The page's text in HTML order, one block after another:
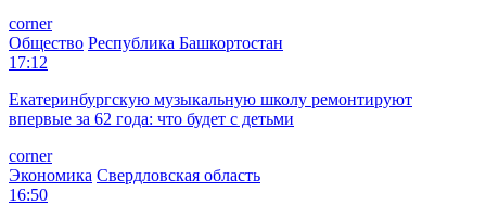
corner
Общество Республика Башкортостан
17:12
Екатеринбургскую музыкальную школу ремонтируют
впервые за 62 года: что будет с детьми
corner
Экономика Свердловская область
16:50